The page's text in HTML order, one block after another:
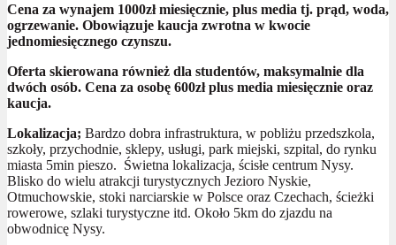
Cena za wynajem 1000zł miesięcznie, plus media tj. prąd, woda,
ogrzewanie. Obowiązuje kaucja zwrotna w kwocie
jednomiesięcznego czynszu.
Oferta skierowana również dla studentów, maksymalnie dla
dwóch osób. Cena za osobę 600zł plus media miesięcznie oraz
kaucja.
Lokalizacja; Bardzo dobra infrastruktura, w pobliżu przedszkola,
szkoły, przychodnie, sklepy, usługi, park miejski, szpital, do rynku
miasta 5min pieszo. Świetna lokalizacja, ścisłe centrum Nysy.
Blisko do wielu atrakcji turystycznych Jezioro Nyskie,
Otmuchowskie, stoki narciarskie w Polsce oraz Czechach, ścieżki
rowerowe, szlaki turystyczne itd. Około 5km do zjazdu na
obwodnicę Nysy.